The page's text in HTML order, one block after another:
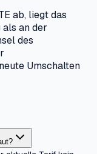
ab, liegt das
an der
des
Umschalten